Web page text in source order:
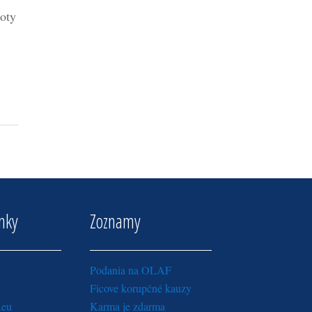
Zoznamy
Podania na OLAF
Ficove korupčné kauzy
Karma je zdarma